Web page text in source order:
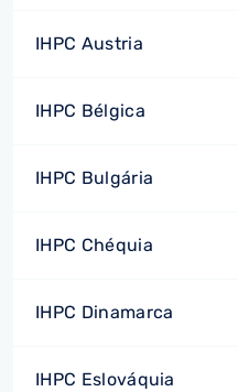
IHPC Austria
IHPC Bélgica
IHPC Bulgária
IHPC Chéquia
IHPC Dinamarca
IHPC Eslováquia